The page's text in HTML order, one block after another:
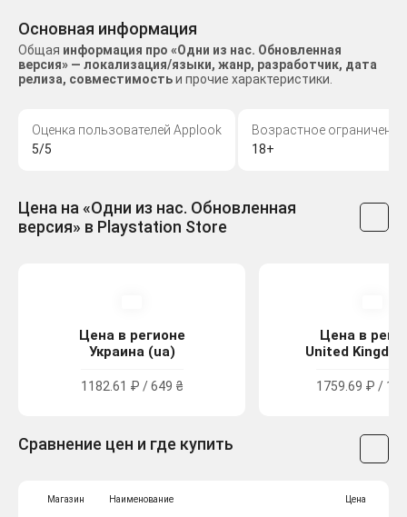
Основная информация
Общая информация про «Одни из нас. Обновленная
версия» — локализация/языки, жанр, разработчик, дата
релиза, совместимостьи прочие характеристики.
Оценка пользователей Applook
5/5
Возрастное ограничение
18+
Цена на «Одни из нас. Обновленная
версия» в Playstation Store
Цена в регионе
Украина (ua)
1182.61 ₽ / 649 ₴
Цена в
United
1759.69 ₽ /
Сравнение цен и где купить
Магазин Наименование Цена